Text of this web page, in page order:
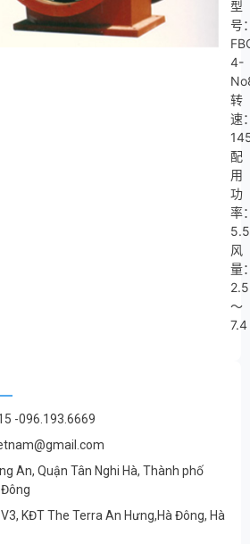
型
号
4-
转
速
配
用
功
率
5.5
风
量
2.5
～
7.4
-096.193.6669
An, Quận Tân Nghi Hà, Thành phố
Đông
KĐT The Terra An Hưng,Hà Đông, Hà